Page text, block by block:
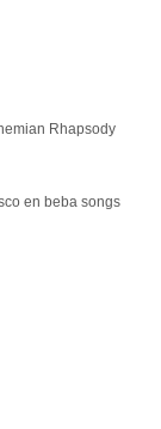
Rhapsody
en beba songs